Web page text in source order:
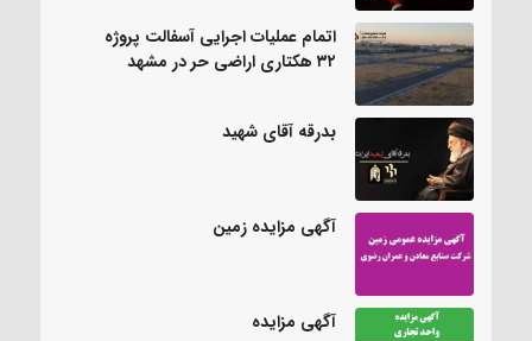
اتمام عملیات اجرایی آسفالت پروژه
۳۲ هکتاری اراضی حر در مشهد
بدرقه آقای شهید
آگهی مزایده زمین
آگهی مزایده